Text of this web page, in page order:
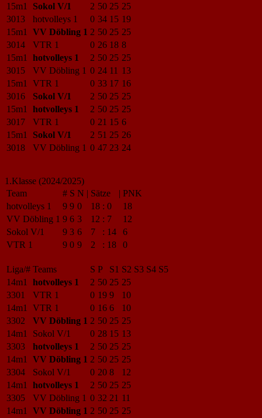
15m1
Sokol V/1 2 50 25 25
3013
hotvolleys 1 0 34 15 19
15m1
VV Döbling 1 2 50 25 25
3014
VTR 1 0 26 18 8
15m1
hotvolleys 1 2 50 25 25
3015
VV Döbling 1 0 24 11 13
15m1
VTR 1 0 33 17 16
3016
Sokol V/1 2 50 25 25
15m1
hotvolleys 1 2 50 25 25
3017
VTR 1 0 21 15 6
15m1
Sokol V/1 2 51 25 26
3018
VV Döbling 1 0 47 23 24
1.Klasse (2024/2025)
Team
# S N | Sätze | PNK
hotvolleys 1
9 9 0 18 : 0
18
VV Döbling 1 9 6 3 12 : 7
12
Sokol V/1
9 3 6 7 : 14
6
VTR 1
9 0 9 2 : 18 0
Liga/# Teams S P S1 S2 S3 S4 S5
14m1
hotvolleys 1 2 50 25 25
3301
VTR 1 0 19 9
10
14m1
VTR 1 0 16 6
10
3302
VV Döbling 1 2 50 25 25
14m1
Sokol V/1 0 28 15 13
3303
hotvolleys 1 2 50 25 25
14m1
VV Döbling 1 2 50 25 25
3304
Sokol V/1 0 20 8
12
14m1
hotvolleys 1 2 50 25 25
3305
VV Döbling 1 0 32 21 11
14m1
VV Döbling 1 2 50 25 25